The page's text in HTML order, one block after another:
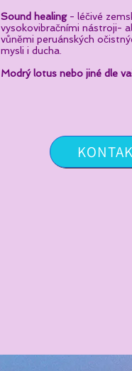
Sound healing- léčivé
vysokovibračními nástroji-
vůněmi peruánských
mysli i ducha.
Modrý lotus nebo jiné dle